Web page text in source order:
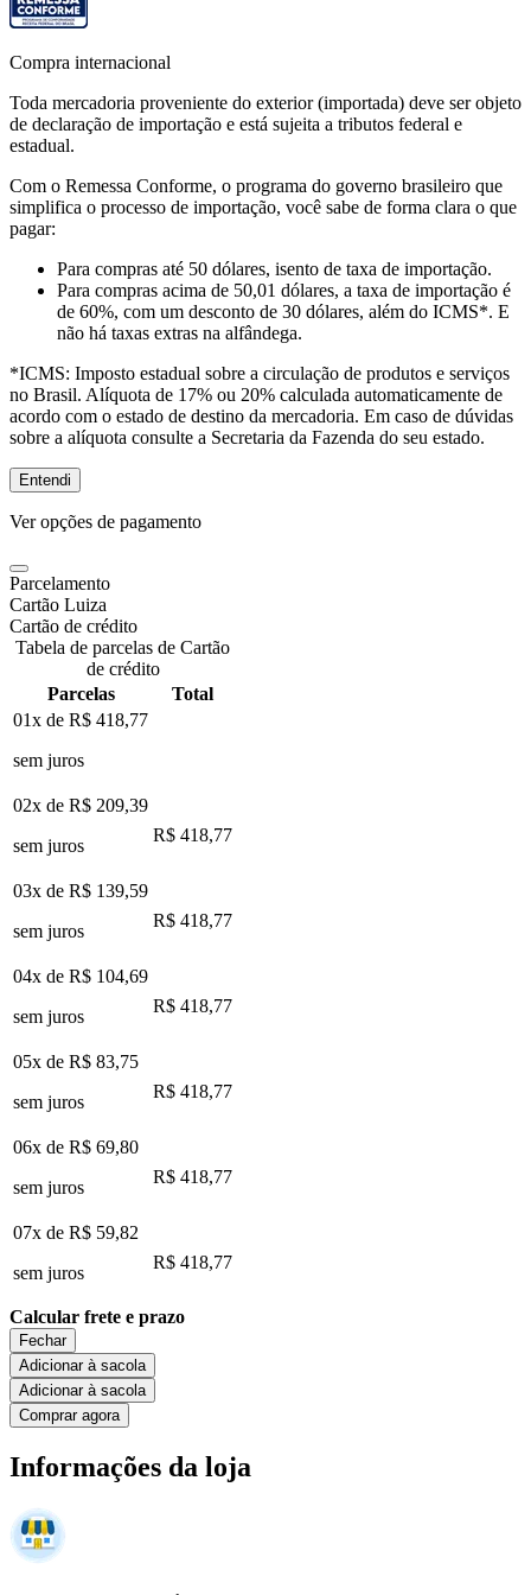
Compra internacional
Toda mercadoria proveniente do exterior (importada) deve ser objeto
de declaração de importação e está sujeita a tributos federal e
estadual.
Com o Remessa Conforme, o programa do governo brasileiro que
simplifica o processo de importação, você sabe de forma clara o que
pagar:
Para compras até 50 dólares, isento de taxa de importação.
Para compras acima de 50,01 dólares, a taxa de importação é
de 60%, com um desconto de 30 dólares, além do ICMS*. E
não há taxas extras na alfândega.
*ICMS: Imposto estadual sobre a circulação de produtos e serviços
no Brasil. Alíquota de 17% ou 20% calculada automaticamente de
acordo com o estado de destino da mercadoria. Em caso de dúvidas
sobre a alíquota consulte a Secretaria da Fazenda do seu estado.
Entendi
Ver opções de pagamento
Parcelamento
Cartão Luiza
Cartão de crédito
Tabela de parcelas de Cartão
de crédito
Parcelas
Total
01x de R$ 418,77
sem juros
02x de R$ 209,39
sem juros
R$ 418,77
03x de R$ 139,59
sem juros
R$ 418,77
04x de R$ 104,69
sem juros
R$ 418,77
05x de R$ 83,75
sem juros
R$ 418,77
06x de R$ 69,80
sem juros
R$ 418,77
07x de R$ 59,82
sem juros
R$ 418,77
Calcular frete e prazo
Fechar
Adicionar à sacola
Adicionar à sacola
Comprar agora
Informações da loja